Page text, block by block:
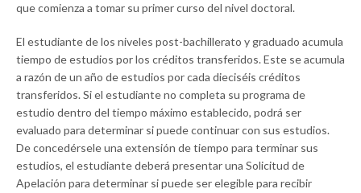
que comienza a tomar su primer curso del nivel doctoral.
El estudiante de los niveles post-bachillerato y graduado acumula
tiempo de estudios por los créditos transferidos. Este se acumula
a razón de un año de estudios por cada dieciséis créditos
transferidos. Si el estudiante no completa su programa de
estudio dentro del tiempo máximo establecido, podrá ser
evaluado para determinar si puede continuar con sus estudios.
De concedérsele una extensión de tiempo para terminar sus
estudios, el estudiante deberá presentar una Solicitud de
Apelación para determinar si puede ser elegible para recibir